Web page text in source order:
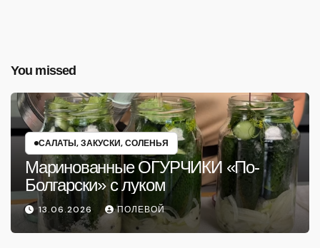
You missed
САЛАТЫ, ЗАКУСКИ, СОЛЕНЬЯ
Маринованные ОГУРЧИКИ «По-
Болгарски» с луком
13.06.2026 ПОЛЕВОЙ